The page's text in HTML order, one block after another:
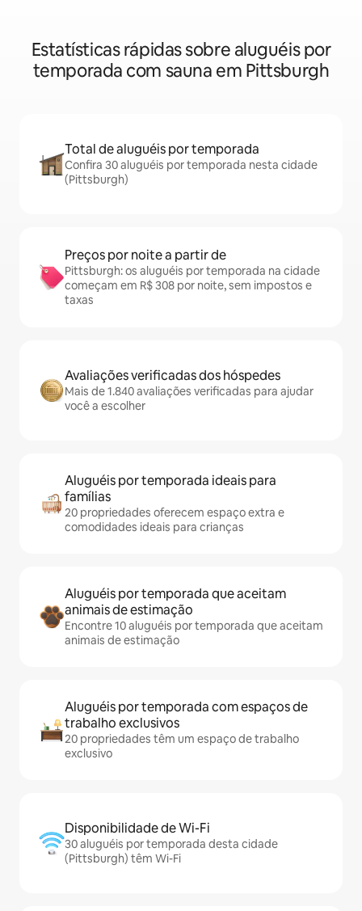
Estatísticas rápidas sobre aluguéis por
temporada com sauna em Pittsburgh
Total de aluguéis por temporada
Confira 30 aluguéis por temporada nesta cidade
(Pittsburgh)
Preços por noite a partir de
Pittsburgh: os aluguéis por temporada na cidade
começam em R$ 308 por noite, sem impostos e
taxas
Avaliações verificadas dos hóspedes
Mais de 1.840 avaliações verificadas para ajudar
você a escolher
Aluguéis por temporada ideais para
famílias
20 propriedades oferecem espaço extra e
comodidades ideais para crianças
Aluguéis por temporada que aceitam
animais de estimação
Encontre 10 aluguéis por temporada que aceitam
animais de estimação
Aluguéis por temporada com espaços de
trabalho exclusivos
20 propriedades têm um espaço de trabalho
exclusivo
Disponibilidade de Wi-Fi
30 aluguéis por temporada desta cidade
(Pittsburgh) têm Wi-Fi